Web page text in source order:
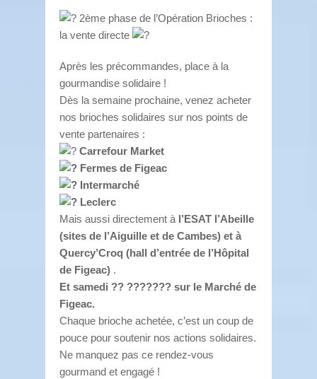
2ème phase de l’Opération Brioches :
la vente directe
Après les précommandes, place à la
gourmandise solidaire !
Dès la semaine prochaine, venez acheter
nos brioches solidaires sur nos points de
vente partenaires :
Carrefour Market
Fermes de Figeac
Intermarché
Leclerc
Mais aussi directement à l’ESAT l’Abeille
(sites de l’Aiguille et de Cambes) et à
Quercy’Croq (hall d’entrée de l’Hôpital
de Figeac) .
Et samedi ?? ??????? sur le Marché de
Figeac.
Chaque brioche achetée, c’est un coup de
pouce pour soutenir nos actions solidaires.
Ne manquez pas ce rendez-vous
gourmand et engagé !